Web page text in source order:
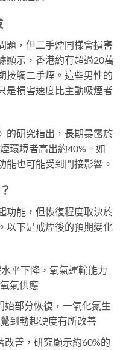
題，但二手煙同樣會損害
顯示，香港約有超過20萬
接觸二手煙。這些男性的
是損害速度比主動吸煙者
的研究指出，長期暴露於
環境者高出約40%。如
能也可能受到間接影響。
功能，但恢復程度取決於
以下是戒煙後的預期變化
平下降，氧氣運輸能力
氣供應
始部分恢復，一氧化氮生
到勃起硬度有所改善
改善，研究顯示約60%的